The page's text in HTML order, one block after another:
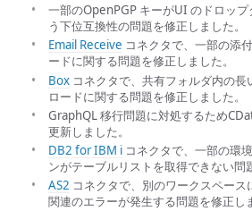
一部のOpenPGP キーがUI のドロッ
う下位互換性の問題を修正しました。
Email Receive コネクタで、一部の添
ードに関する問題を修正しました。
Box コネクタで、共有フォルダ内の
ロードに関する問題を修正しました。
GraphQL 移行問題に対処するため
更新しました。
DB2 for IBM i コネクタで、一部の環
ンがテーブルリストを取得できない問
AS2 コネクタで、別のワークスペー
関連のエラーが発生する問題を修正し